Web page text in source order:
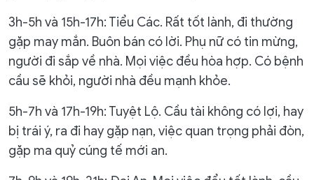
3h-5h và 15h-17h: Tiểu Các. Rất tốt lành, đi thường
gặp may mắn. Buôn bán có lời. Phụ nữ có tin mừng,
người đi sắp về nhà. Mọi việc đều hòa hợp. Có bệnh
cầu sẽ khỏi, người nhà đều mạnh khỏe.
5h-7h và 17h-19h: Tuyệt Lộ. Cầu tài không có lợi, hay
bị trái ý, ra đi hay gặp nạn, việc quan trọng phải đòn,
gặp ma quỷ cúng tế mới an.